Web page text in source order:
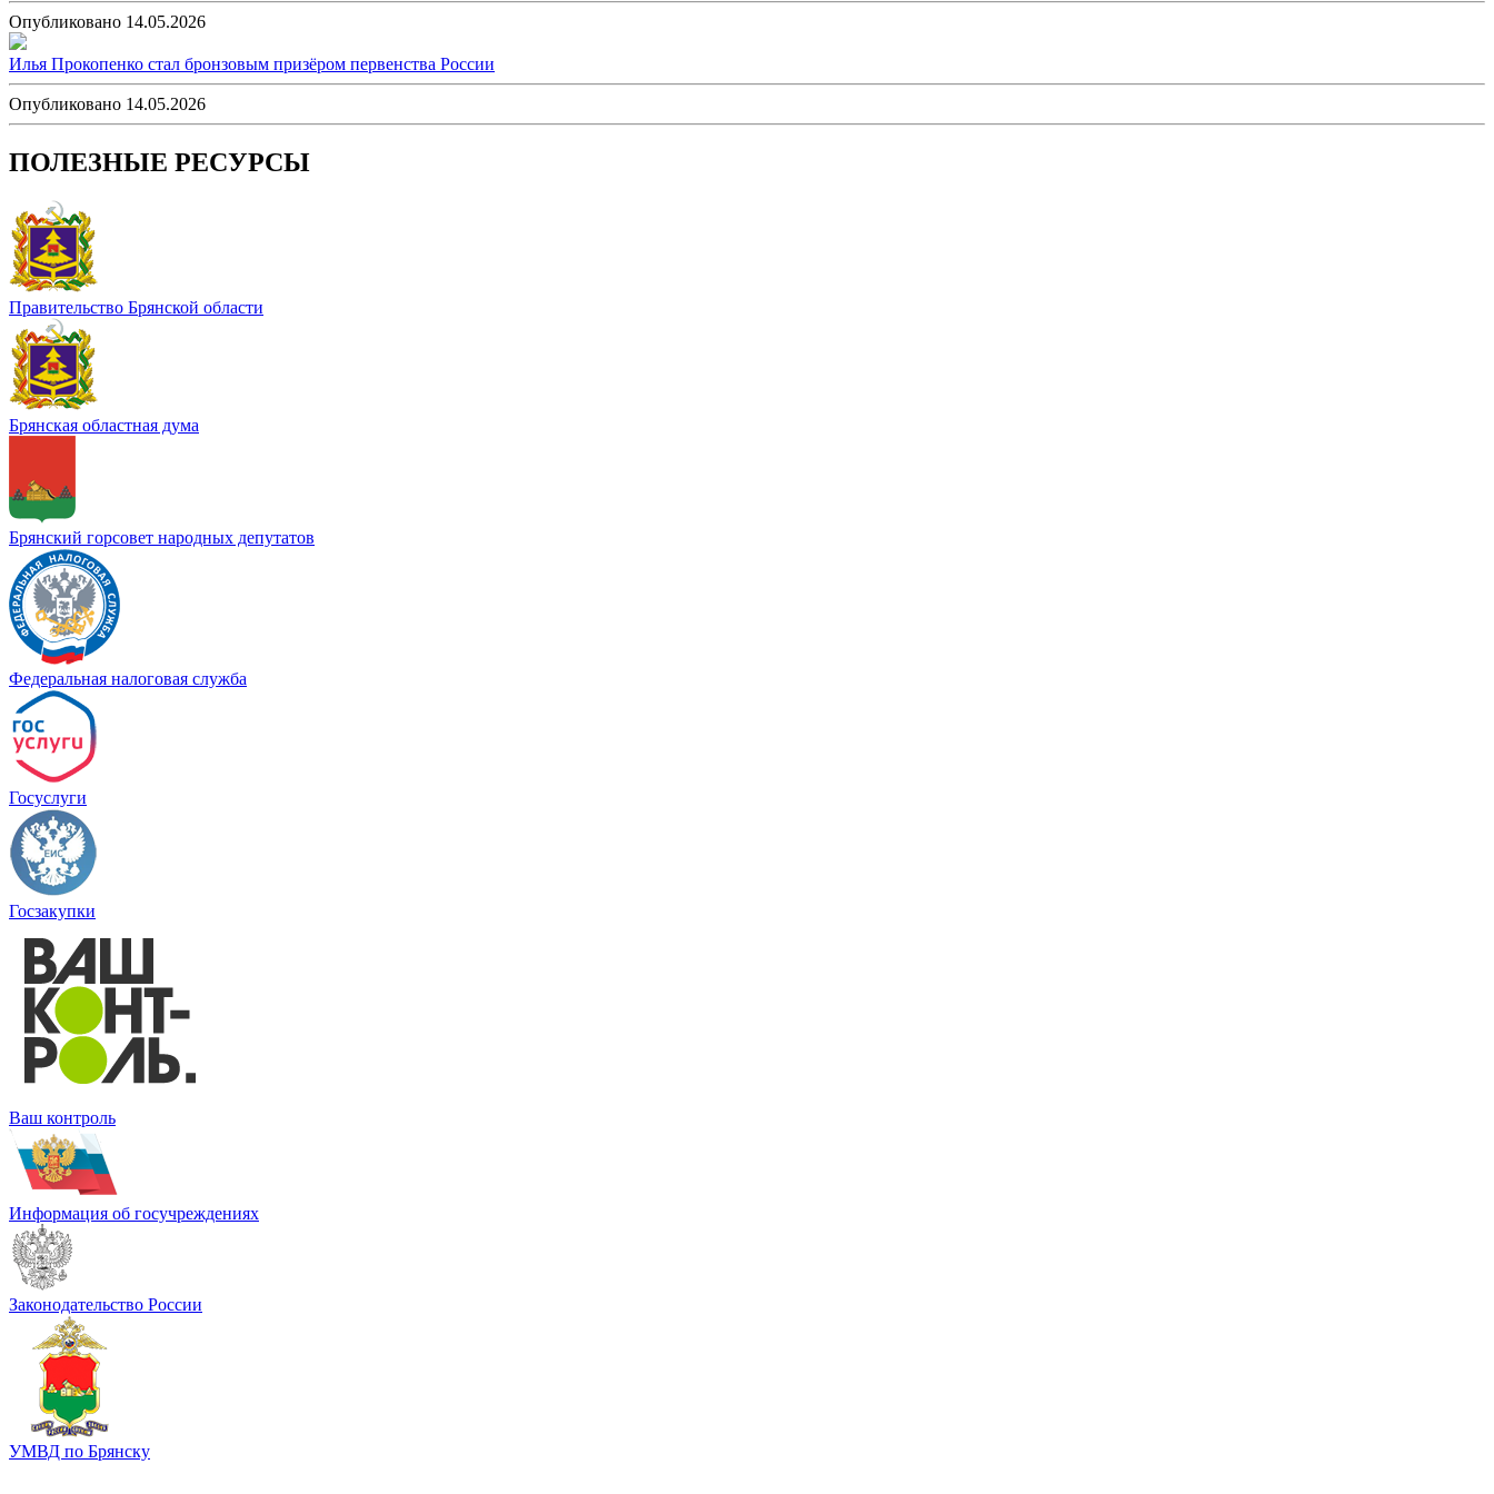
Опубликовано 14.05.2026
Илья Прокопенко стал бронзовым призёром первенства России
Опубликовано 14.05.2026
ПОЛЕЗНЫЕ РЕСУРСЫ
Правительство Брянской области
Брянская областная дума
Брянский горсовет народных депутатов
Федеральная налоговая служба
Госуслуги
Госзакупки
Ваш контроль
Информация об госучреждениях
Законодательство России
УМВД по Брянску